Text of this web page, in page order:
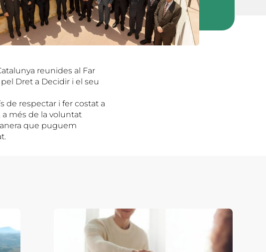
reunides al Far
Dret a Decidir i el seu
de respectar i fer costat a
més de la voluntat
que puguem